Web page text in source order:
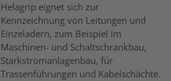
Helagrip eignet sich zur
Kennzeichnung von Leitungen und
Einzeladern, zum Beispiel im
Maschinen- und Schaltschrankbau,
Starkstromanlagenbau, für
Trassenführungen und Kabelschächte.